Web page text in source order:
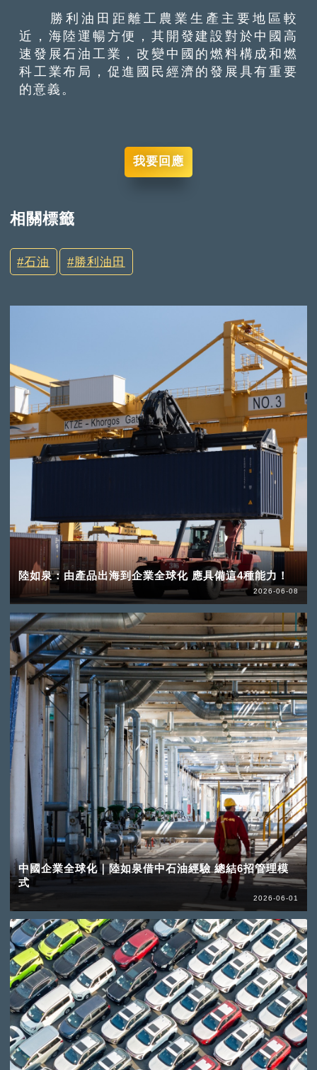
勝利油田距離工農業生產主要地區較
近，海陸運暢方便，其開發建設對於中國高
速發展石油工業，改變中國的燃料構成和燃
科工業布局，促進國民經濟的發展具有重要
的意義。
我要回應
相關標籤
石油 勝利油田
陸如泉：由產品出海到企業全球化 應具備這4種能力！
2026-06-08
中國企業全球化｜陸如泉借中石油經驗 總結6招管理模
式
2026-06-01